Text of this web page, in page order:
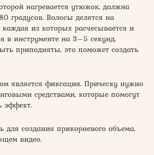
нагревается утюжок, должна
градусов. Волосы делятся на
из которых расчесывается и
в инструменте на 3–5 секунд.
приподняты, это поможет создать
является фиксация. Прическу нужно
средствами, которые помогут
эффект.
для создания прикорневого объема,
видео.